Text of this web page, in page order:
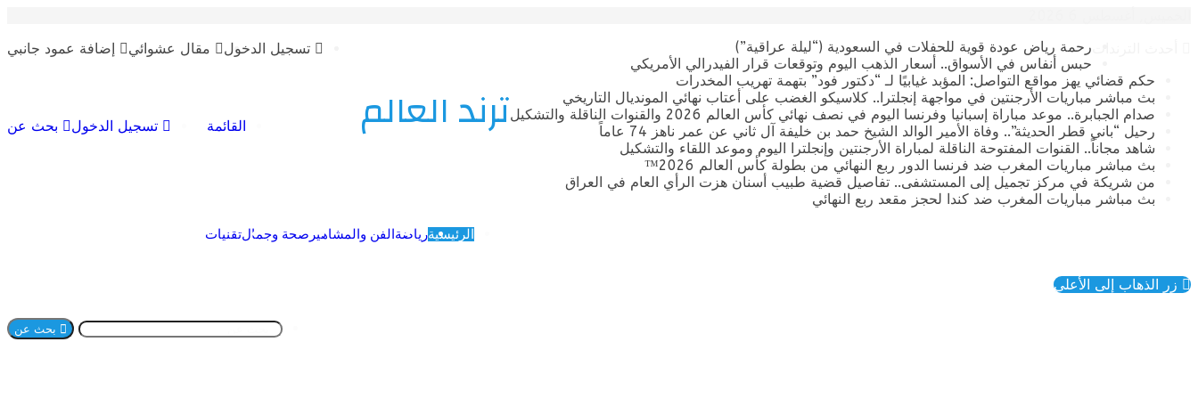
رحمة رياض عودة قوية للحفلات في السعودية (“ليلة عراقية”)
حبس أنفاس في الأسواق.. أسعار الذهب اليوم وتوقعات قرار الفيدرالي الأمريكي
حكم قضائي يهز مواقع التواصل: المؤبد غيابيًا لـ “دكتور فود” بتهمة تهريب المخدرات
بث مباشر مباريات الأرجنتين في مواجهة إنجلترا.. كلاسيكو الغضب على أعتاب نهائي المونديال التاريخي
صدام الجبابرة.. موعد مباراة إسبانيا وفرنسا اليوم في نصف نهائي كأس العالم 2026 والقنوات الناقلة والتشكيل
رحيل “باني قطر الحديثة”.. وفاة الأمير الوالد الشيخ حمد بن خليفة آل ثاني عن عمر ناهز 74 عاماً
​شاهد مجاناً.. القنوات المفتوحة الناقلة لمباراة الأرجنتين وإنجلترا اليوم وموعد اللقاء والتشكيل
بث مباشر مباريات المغرب ضد فرنسا الدور ربع النهائي من بطولة كأس العالم 2026™
من شريكة في مركز تجميل إلى المستشفى.. تفاصيل قضية طبيب أسنان هزت الرأي العام في العراق
بث مباشر مباريات المغرب ضد كندا لحجز مقعد ربع النهائي
إضافة عمود جانبي مقال عشوائي تسجيل الدخول
بحث عن تسجيل الدخول ترند العالم القائمة
الرئيسيةرياضة الفن والمشاهير صحة وجمالتقنيات
بحث عن
زر الذهاب إلى الأعلى